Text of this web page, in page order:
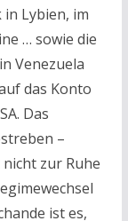
Lybien, im
… sowie die
Venezuela
das Konto
Das
–
zur Ruhe
ist es,